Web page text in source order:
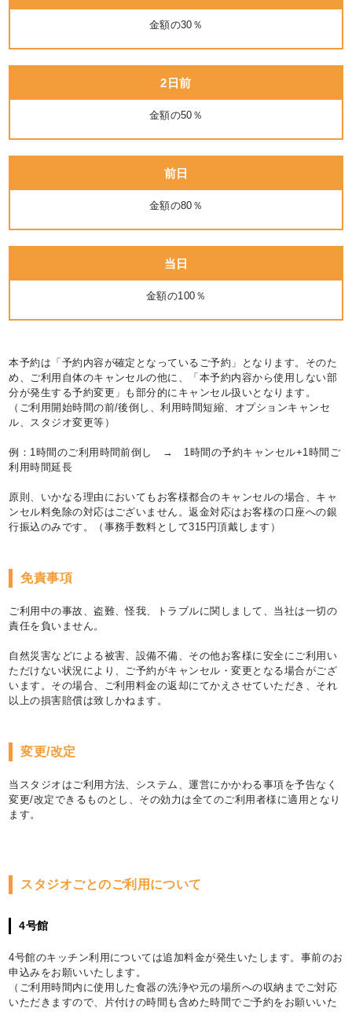
金額の30％
2日前
金額の50％
前日
金額の80％
当日
金額の100％
本予約は「予約内容が確定となっているご予約」となります。そのた
め、ご利用自体のキャンセルの他に、「本予約内容から使用しない部
分が発生する予約変更」も部分的にキャンセル扱いとなります。
（ご利用開始時間の前/後倒し、利用時間短縮、オプションキャンセ
ル、スタジオ変更等）
例：1時間のご利用時間前倒し → 1時間の予約キャンセル+1時間ご
利用時間延長
原則、いかなる理由においてもお客様都合のキャンセルの場合、キャ
ンセル料免除の対応はございません。返金対応はお客様の口座への銀
行振込のみです。（事務手数料として315円頂戴します）
免責事項
ご利用中の事故、盗難、怪我、トラブルに関しまして、当社は一切の
責任を負いません。
自然災害などによる被害、設備不備、その他お客様に安全にご利用い
ただけない状況により、ご予約がキャンセル・変更となる場合がござ
います。その場合、ご利用料金の返却にてかえさせていただき、それ
以上の損害賠償は致しかねます。
変更/改定
当スタジオはご利用方法、システム、運営にかかわる事項を予告なく
変更/改定できるものとし、その効力は全てのご利用者様に適用となり
ます。
スタジオごとのご利用について
4号館
4号館のキッチン利用については追加料金が発生いたします。事前のお
申込みをお願いいたします。
（ご利用時間内に使用した食器の洗浄や元の場所への収納までご対応
いただきますので、片付けの時間も含めた時間でご予約をお願いいた